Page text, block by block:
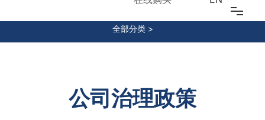
首页
江南（中国）
全部分类 >
公司治理政策